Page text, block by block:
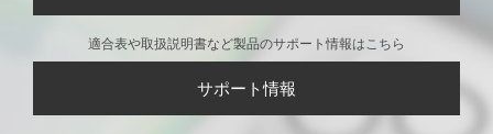
適合表や取扱説明書など製品のサポート情報はこちら
サポート情報